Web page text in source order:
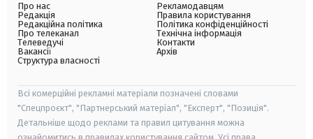
Про нас
Редакція
Редакційна політика
Про телеканал
Телеведучі
Вакансії
Структура власності
Рекламодавцям
Правила користування
Політика конфіденційності
Технічна інформація
Контакти
Архів
Всі комерційні рекламні матеріали позначені словами
"Спецпроєкт", "Партнерський матеріал", "Експерт", "Позиція".
Детальніше щодо реклами та правил цитування можна